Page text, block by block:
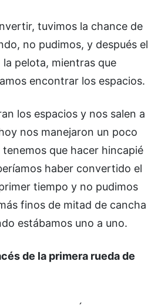
tuvimos la chance de
no pudimos, y después el
la pelota, mientras que
encontrar los espacios.
los espacios y nos salen a
nos manejaron un poco
que hacer hincapié
haber convertido el
tiempo y no pudimos
finos de mitad de cancha
estábamos uno a uno.
de la primera rueda de